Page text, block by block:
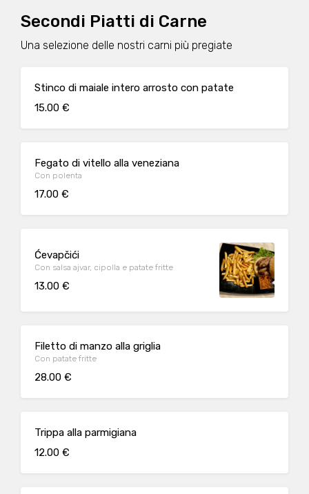
Secondi Piatti di Carne
Una selezione delle nostri carni più pregiate
Stinco di maiale intero arrosto con patate
15.00 €
Fegato di vitello alla veneziana
Con polenta
17.00 €
Ćevapčići
Con salsa ajvar, cipolla e patate fritte
13.00 €
Filetto di manzo alla griglia
Con patate fritte
28.00 €
Trippa alla parmigiana
12.00 €